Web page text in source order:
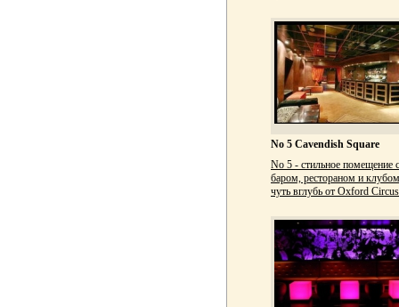
No 5 Cavendish Square
No 5 - стильное помещение с
баром, рестораном и клубом
чуть вглубь от Oxford